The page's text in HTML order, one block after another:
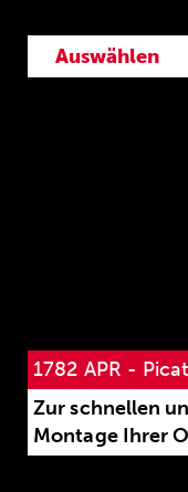
Auswählen
Auswählen
1782 APR -
Zur schnellen
Montage Ihrer